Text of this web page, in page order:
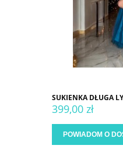
SUKIENKA DŁUGA
399,00 zł
POWIADOM O